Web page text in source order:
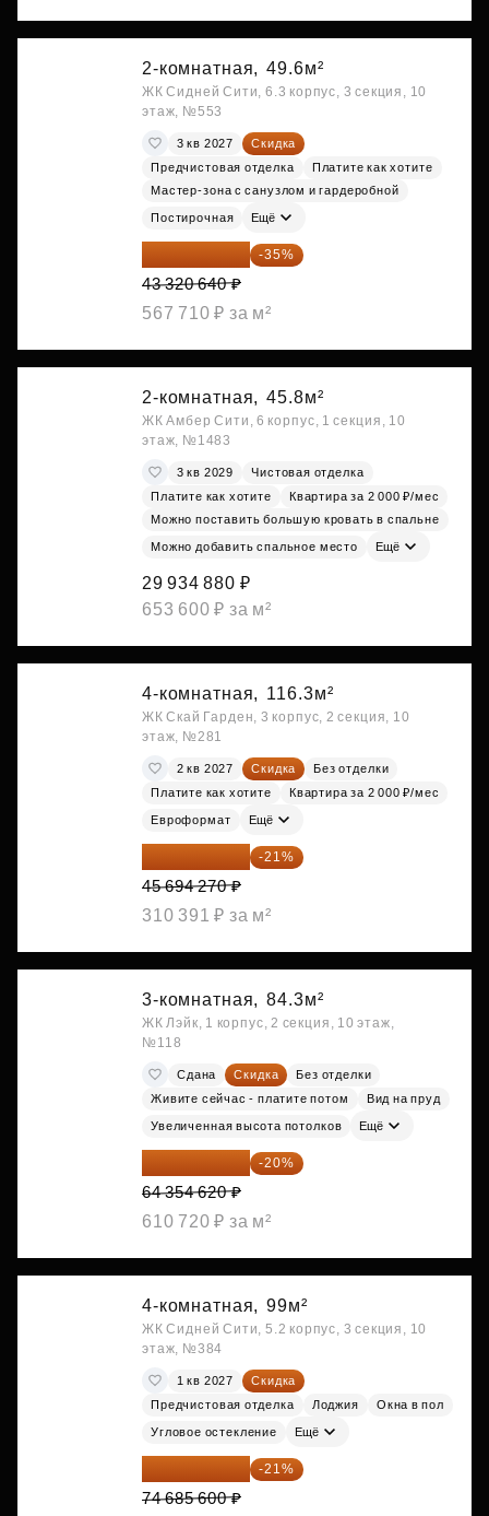
2-комнатная, 49.6м²
ЖК Сидней Сити, 6.3 корпус, 3 секция, 10
этаж, №553
3 кв 2027
Скидка
Предчистовая отделка
Платите как хотите
Мастер-зона с санузлом и гардеробной
Постирочная Ещё
28 158 416 ₽ -35%
43 320 640 ₽
567 710 ₽ за м²
2-комнатная, 45.8м²
ЖК Амбер Сити, 6 корпус, 1 секция, 10
этаж, №1483
3 кв 2029
Чистовая отделка
Платите как хотите
Квартира за 2 000 ₽/мес
Можно поставить большую кровать в спальне
Можно добавить спальное место Ещё
29 934 880 ₽
653 600 ₽ за м²
4-комнатная, 116.3м²
ЖК Скай Гарден, 3 корпус, 2 секция, 10
этаж, №281
2 кв 2027 Скидка
Без отделки
Платите как хотите
Квартира за 2 000 ₽/мес
Евроформат Ещё
36 098 473 ₽ -21%
45 694 270 ₽
310 391 ₽ за м²
3-комнатная, 84.3м²
ЖК Лэйк, 1 корпус, 2 секция, 10 этаж,
№118
Сдана Скидка
Без отделки
Живите сейчас - платите потом
Вид на пруд
Увеличенная высота потолков Ещё
51 483 696 ₽ -20%
64 354 620 ₽
610 720 ₽ за м²
4-комнатная, 99м²
ЖК Сидней Сити, 5.2 корпус, 3 секция, 10
этаж, №384
1 кв 2027
Скидка
Предчистовая отделка
Лоджия Окна в пол
Угловое остекление Ещё
59 001 624 ₽ -21%
74 685 600 ₽